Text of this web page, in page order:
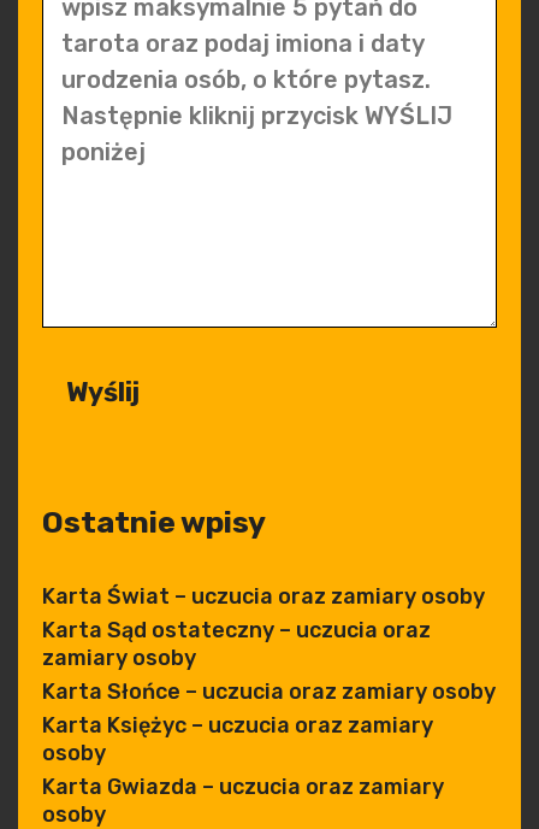
Ostatnie wpisy
Karta Świat – uczucia oraz zamiary osoby
Karta Sąd ostateczny – uczucia oraz
zamiary osoby
Karta Słońce – uczucia oraz zamiary osoby
Karta Księżyc – uczucia oraz zamiary
osoby
Karta Gwiazda – uczucia oraz zamiary
osoby